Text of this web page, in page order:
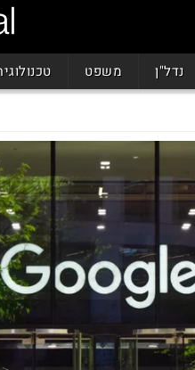
נדל"ן משפט